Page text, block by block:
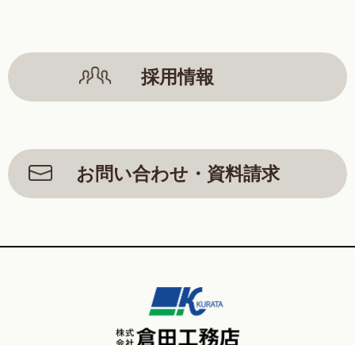
採用情報
お問い合わせ・資料請求